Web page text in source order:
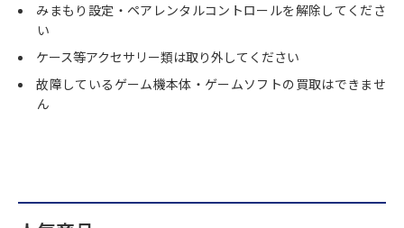
みまもり設定・ペアレンタルコントロールを解除してくださ
い
ケース等アクセサリー類は取り外してください
故障しているゲーム機本体・ゲームソフトの買取はできませ
ん